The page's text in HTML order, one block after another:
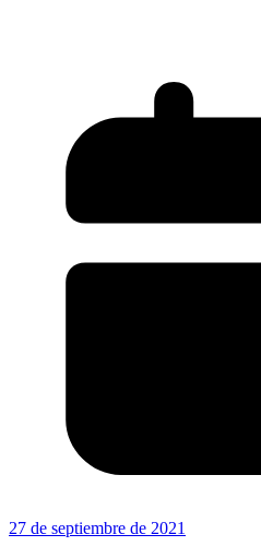
27 de septiembre de 2021